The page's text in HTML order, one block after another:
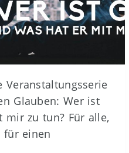
Veranstaltungsserie
Glauben: Wer ist
zu tun? Für alle,
für einen